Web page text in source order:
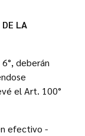
LA
deberán
el Art. 100°
efectivo -